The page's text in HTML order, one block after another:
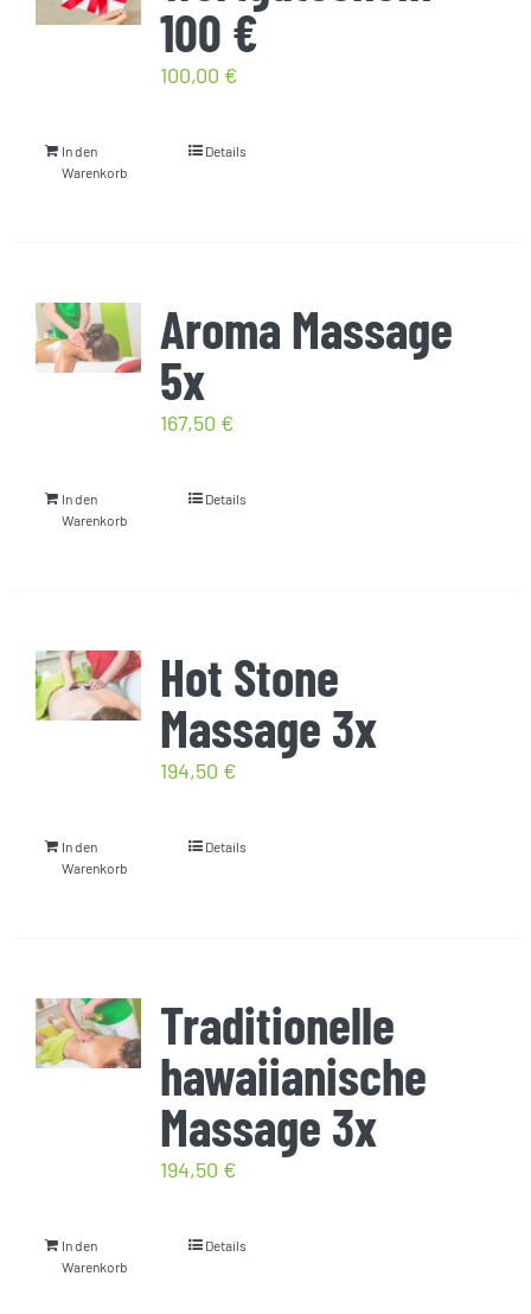
100 €
100,00 €
In den
Warenkorb
Details
Aroma Massage
5x
167,50 €
In den
Warenkorb
Details
Hot Stone
Massage 3x
194,50 €
In den
Warenkorb
Details
Traditionelle
hawaiianische
Massage 3x
194,50 €
In den
Warenkorb
Details